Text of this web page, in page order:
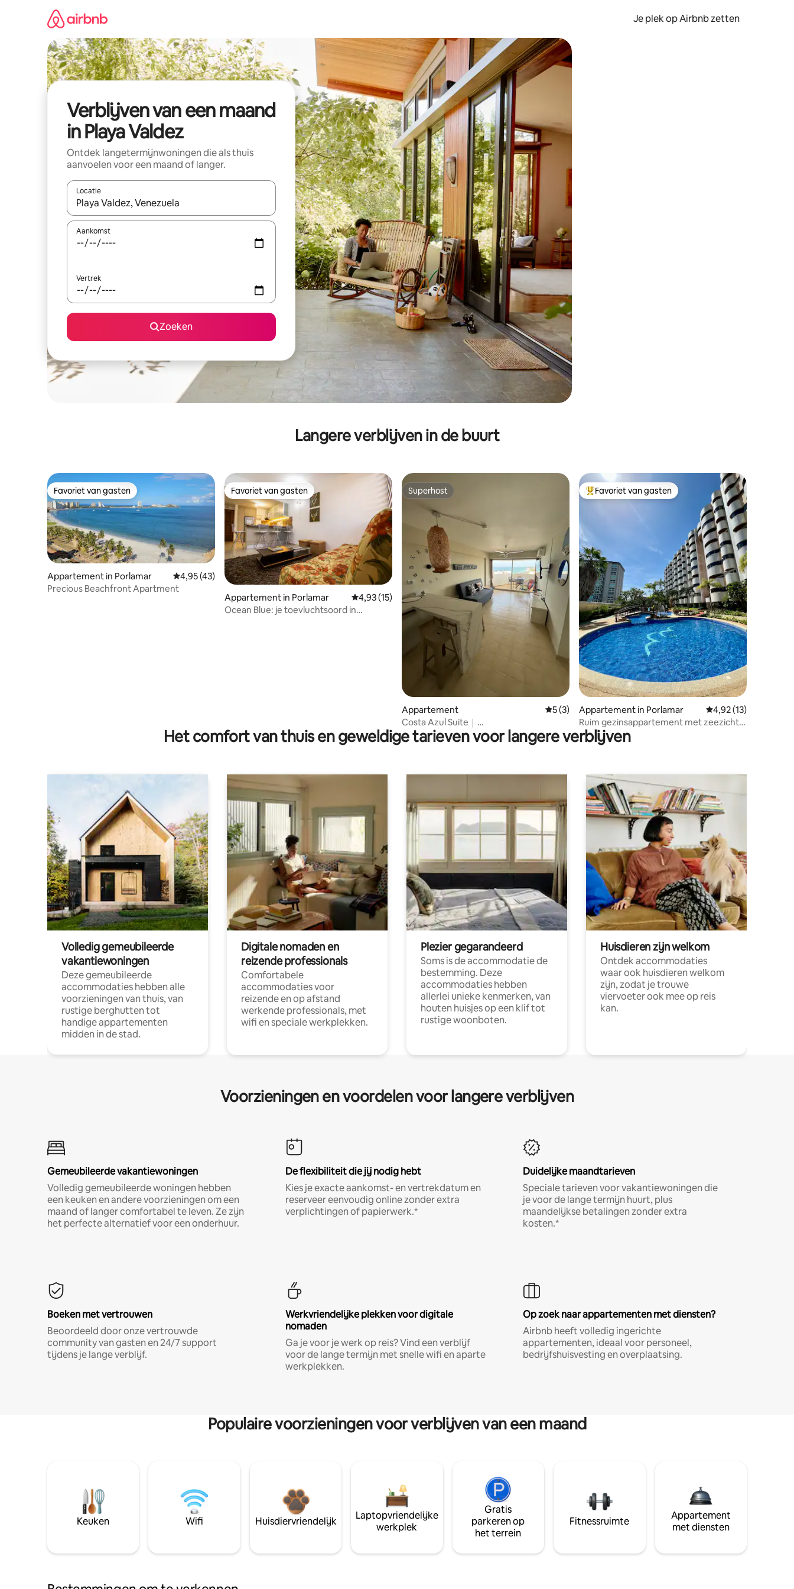
Je plek op Airbnb zetten
Verblijven van een maand
in Playa Valdez
Ontdek langetermijnwoningen die als thuis
aanvoelen voor een maand of langer.
Locatie
Wanneer er resultaten beschikbaar zijn, maak je een keuze met je de pijltjestoetsen omhoog en omlaag, óf door te tikken of swipen.
Aankomst
Vertrek
Zoeken
Langere verblijven in de buurt
Favoriet van gasten
Favoriet van gasten
Appartement in Porlamar Gemiddelde beoordeling van 4,95 op 5, 43 recensies
4,95 (43)
Precious Beachfront Apartment
Favoriet van gasten
Favoriet van gasten
Appartement in Porlamar Gemiddelde beoordeling van 4,93 op 5, 15 recensies
4,93 (15)
Ocean Blue: je toevluchtsoord in
Superhost
Superhost
Appartement Gemiddelde beoordeling van 5 op 5, 3 recensies
5 (3)
Costa Azul Suite｜
Balkon+zwembad+barbecue｜Aan het
strand
Topfavoriet van gasten
Favoriet van gasten
Appartement in Porlamar Gemiddelde
4,92 (13)
Ruim gezinsappartement met zeezicht +
zwembad
Het comfort van thuis en geweldige tarieven voor langere verblijven
Volledig gemeubileerde
vakantiewoningen
Deze gemeubileerde
accommodaties hebben alle
voorzieningen van thuis, van
rustige berghutten tot
handige appartementen
midden in de stad.
Digitale nomaden en
reizende professionals
Comfortabele
accommodaties voor
reizende en op afstand
werkende professionals, met
wifi en speciale werkplekken.
Plezier gegarandeerd
Soms is de accommodatie de
bestemming. Deze
accommodaties hebben
allerlei unieke kenmerken, van
houten huisjes op een klif tot
rustige woonboten.
Huisdieren zijn welkom
Ontdek accommodaties
waar ook huisdieren welkom
zijn, zodat je trouwe
viervoeter ook mee op reis
kan.
Voorzieningen en voordelen voor langere verblijven
Gemeubileerde vakantiewoningen
Volledig gemeubileerde woningen hebben
een keuken en andere voorzieningen om een
maand of langer comfortabel te leven. Ze zijn
het perfecte alternatief voor een onderhuur.
De flexibiliteit die jij nodig hebt
Kies je exacte aankomst- en vertrekdatum en
reserveer eenvoudig online zonder extra
verplichtingen of papierwerk.*
Duidelijke maandtarieven
Speciale tarieven voor vakantiewoningen die
je voor de lange termijn huurt, plus
maandelijkse betalingen zonder extra
kosten.*
Boeken met vertrouwen
Beoordeeld door onze vertrouwde
community van gasten en 24/7 support
tijdens je lange verblijf.
Werkvriendelijke plekken voor digitale
nomaden
Ga je voor je werk op reis? Vind een verblijf
voor de lange termijn met snelle wifi en aparte
werkplekken.
Op zoek naar appartementen met diensten?
Airbnb heeft volledig ingerichte
appartementen, ideaal voor personeel,
bedrijfshuisvesting en overplaatsing.
Populaire voorzieningen voor verblijven van een maand
Keuken Wifi Huisdiervriendelijk
Laptopvriendelijke
werkplek
Gratis
parkeren op
het terrein
Fitnessruimte
Appartement
met diensten